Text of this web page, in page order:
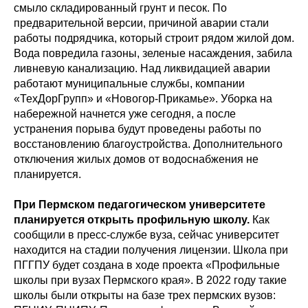
смыло складированный грунт и песок. По
предварительной версии, причиной аварии стали
работы подрядчика, который строит рядом жилой дом.
Вода повредила газоны, зеленые насаждения, забила
ливневую канализацию. Над ликвидацией аварии
работают муниципальные службы, компании
«ТехДорГрупп» и «Новогор-Прикамье». Уборка на
набережной начнется уже сегодня, а после
устранения порыва будут проведены работы по
восстановлению благоустройства. Дополнительного
отключения жилых домов от водоснабжения не
планируется.
При Пермском педагогическом университете
планируется открыть профильную школу. Как
сообщили в пресс-службе вуза, сейчас университет
находится на стадии получения лицензии. Школа при
ПГГПУ будет создана в ходе проекта «Профильные
школы при вузах Пермского края». В 2022 году такие
школы были открыты на базе трех пермских вузов: